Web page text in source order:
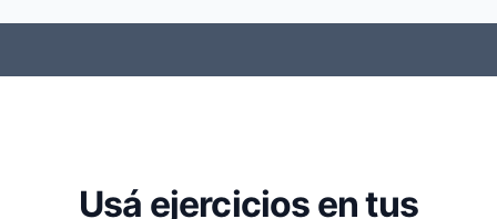
Usá ejercicios en tus